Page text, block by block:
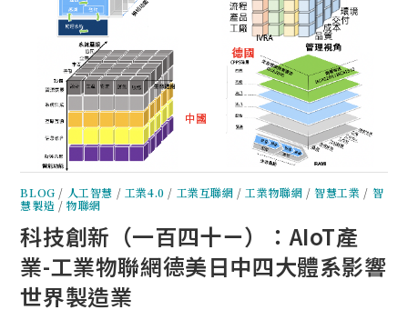
BLOG / 人工智慧 / 工業4.0 / 工業互聯網 / 工業物聯網 /智慧工業 / 智
慧製造 /物聯網
科技創新（一百四十ㄧ）：AIoT產
業-工業物聯網德美日中四大體系影響
世界製造業